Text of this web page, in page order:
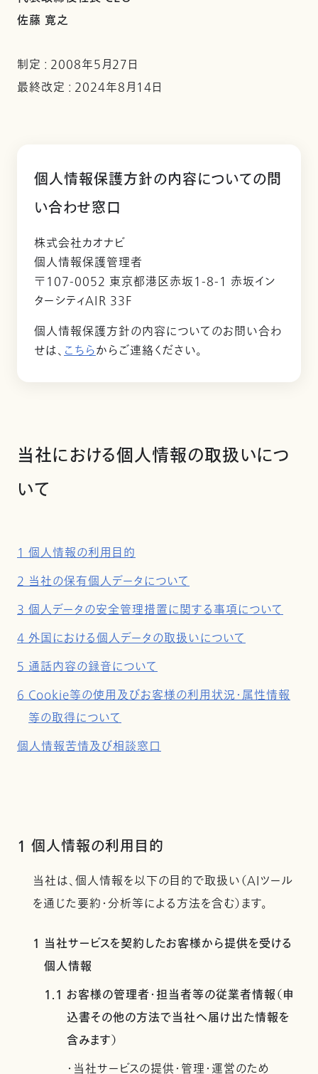
佐藤 寛之
制定 : 2008年5月27日
最終改定 : 2024年8月14日
個人情報保護方針の内容についての問
い合わせ窓口
株式会社カオナビ
個人情報保護管理者
〒107-0052 東京都港区赤坂1-8-1 赤坂イン
ターシティAIR 33F
個人情報保護方針の内容についてのお問い合わ
せは、こちらからご連絡ください。
当社における個人情報の取扱いにつ
いて
1 個人情報の利用目的
2 当社の保有個人データについて
3 個人データの安全管理措置に関する事項について
4 外国における個人データの取扱いについて
5 通話内容の録音について
6 Cookie等の使用及びお客様の利用状況・属性情報
等の取得について
個人情報苦情及び相談窓口
1 個人情報の利用目的
当社は、個人情報を以下の目的で取扱い（AIツール
を通じた要約・分析等による方法を含む）ます。
1 当社サービスを契約したお客様から提供を受ける
個人情報
1.1 お客様の管理者・担当者等の従業者情報（申
込書その他の方法で当社へ届け出た情報を
含みます）
・当社サービスの提供・管理・運営のため